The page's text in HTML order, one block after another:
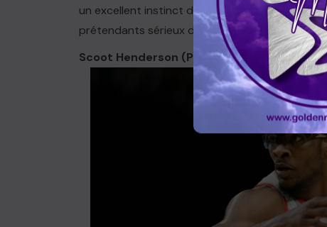
un excellent instinct défensif, faisant de lui une
prétendants sérieux dans les prochaines
Scoot Henderson (Portland Trail Blazers)